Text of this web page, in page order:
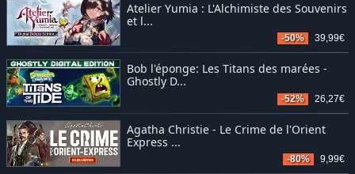
Atelier Yumia : L'Alchimiste des Souvenirs
et l...
-50% 39,99€
Bob l'éponge: Les Titans des marées -
Ghostly D...
-52% 26,27€
Agatha Christie - Le Crime de l'Orient
Express ...
-80% 9,99€